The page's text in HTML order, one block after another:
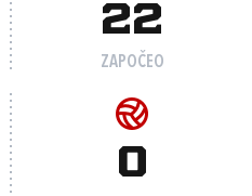
22
ZAPOČEO
0